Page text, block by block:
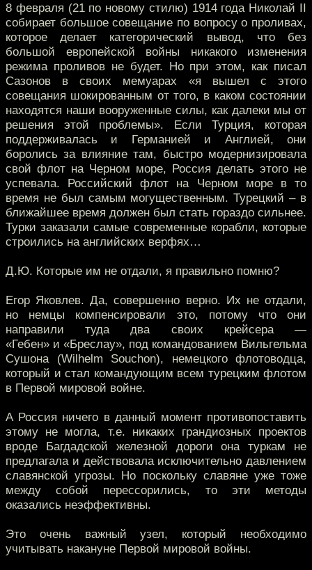
8 февраля (21 по новому стилю) 1914 года Николай II
собирает большое совещание по вопросу о проливах,
которое делает категорический вывод, что без
большой европейской войны никакого изменения
режима проливов не будет. Но при этом, как писал
Сазонов в своих мемуарах «я вышел с этого
совещания шокированным от того, в каком состоянии
находятся наши вооруженные силы, как далеки мы от
решения этой проблемы». Если Турция, которая
поддерживалась и Германией и Англией, они
боролись за влияние там, быстро модернизировала
свой флот на Черном море, Россия делать этого не
успевала. Российский флот на Черном море в то
время не был самым могущественным. Турецкий – в
ближайшее время должен был стать гораздо сильнее.
Турки заказали самые современные корабли, которые
строились на английских верфях…
Д.Ю. Которые им не отдали, я правильно помню?
Егор Яковлев. Да, совершенно верно. Их не отдали,
но немцы компенсировали это, потому что они
направили туда два своих крейсера —
«Гебен» и «Бреслау», под командованием Вильгельма
Сушона (Wilhelm Souchon), немецкого флотоводца,
который и стал командующим всем турецким флотом
в Первой мировой войне.
А Россия ничего в данный момент противопоставить
этому не могла, т.е. никаких грандиозных проектов
вроде Багдадской железной дороги она туркам не
предлагала и действовала исключительно давлением
славянской угрозы. Но поскольку славяне уже тоже
между собой перессорились, то эти методы
оказались неэффективны.
Это очень важный узел, который необходимо
учитывать накануне Первой мировой войны.